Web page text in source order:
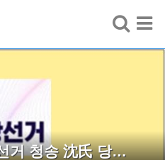
거 청송 沈氏 당…